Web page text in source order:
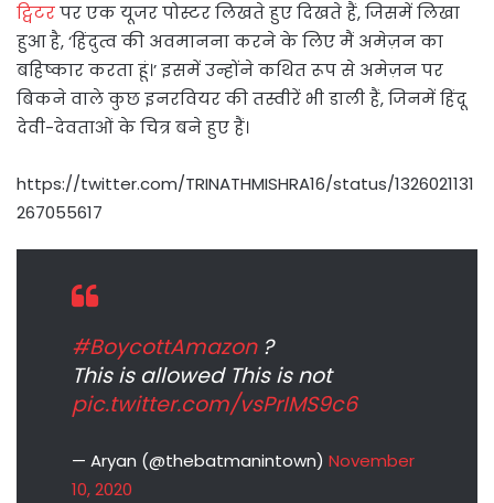
ट्विटरपर एक यूजर पोस्टर लिखते हुए दिखते हैं, जिसमें लिखा
हुआ है, ‘हिंदुत्व की अवमानना करने के लिए मैं अमेज़न का
बहिष्कार करता हूं।’ इसमें उन्होंने कथित रूप से अमेज़न पर
बिकने वाले कुछ इनरवियर की तस्वीरें भी डाली हैं, जिनमें हिंदू
देवी-देवताओं के चित्र बने हुए हैं।
https://twitter.com/TRINATHMISHRA16/status/1326021131
267055617
#BoycottAmazon?
This is allowed This is not
pic.twitter.com/vsPrIMS9c6
— Aryan (@thebatmanintown) November
10, 2020